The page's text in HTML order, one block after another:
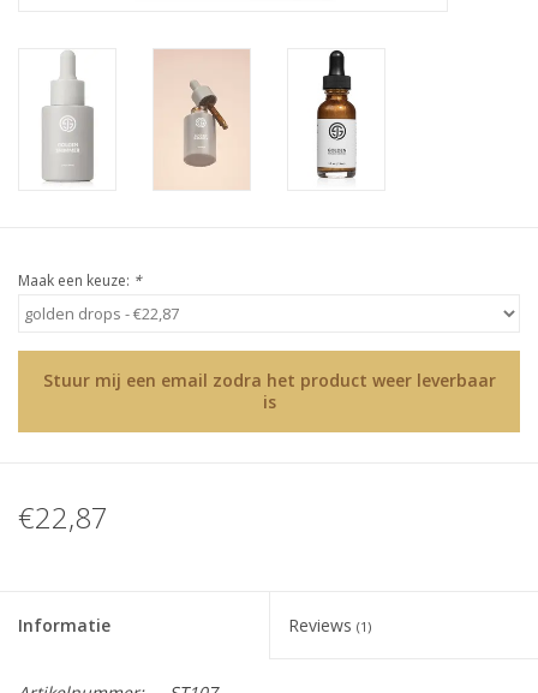
Suntana
Cadeaubonnen
Blog
Merken
gift cards/ cadeau bonnen
Maak een keuze: *
Stuur mij een email zodra het product weer leverbaar
is
€22,87
Informatie Reviews (1)